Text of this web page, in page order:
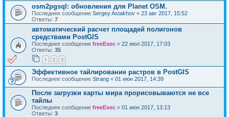
osm2pgsql: обновления для Planet OSM.
Последнее сообщение Sergey Astakhov « 23 авг 2017, 15:52
Ответы: 7
автоматический расчет площадей полигонов
средствами PostGIS
Последнее сообщение freeExec « 22 июл 2017, 17:03
Ответы: 35
1 2 3
Эффективное тайлирование растров в PostGIS
Последнее сообщение Strang « 01 июн 2017, 14:39
После загрузки карты мира прорисовываются не все
тайлы
Последнее сообщение freeExec « 01 июн 2017, 13:13
Ответы: 3